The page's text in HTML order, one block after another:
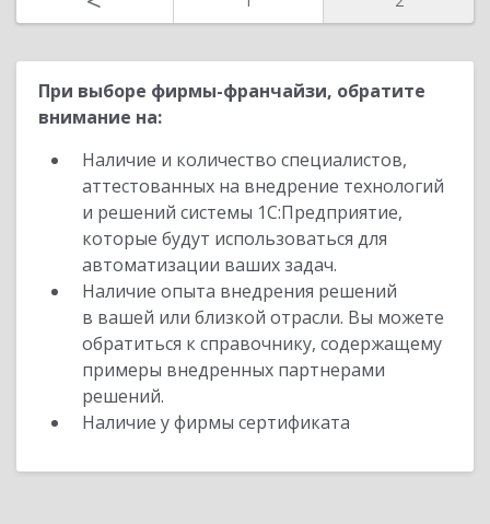
При выборе фирмы-франчайзи, обратите
внимание на:
Наличие и количество специалистов,
аттестованных на внедрение технологий
и решений системы 1С:Предприятие,
которые будут использоваться для
автоматизации ваших задач.
Наличие опыта внедрения решений
в вашей или близкой отрасли. Вы можете
обратиться к справочнику, содержащему
примеры внедренных партнерами
решений.
Наличие у фирмы сертификата